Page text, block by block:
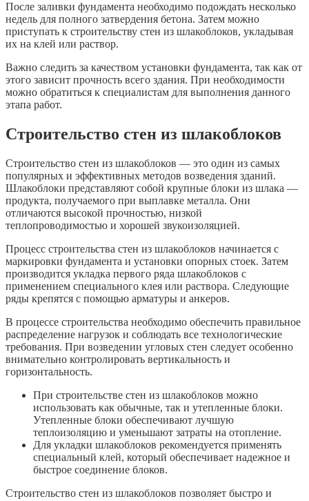
После заливки фундамента необходимо подождать несколько
недель для полного затвердения бетона. Затем можно
приступать к строительству стен из шлакоблоков, укладывая
их на клей или раствор.
Важно следить за качеством установки фундамента, так как от
этого зависит прочность всего здания. При необходимости
можно обратиться к специалистам для выполнения данного
этапа работ.
Строительство стен из шлакоблоков
Строительство стен из шлакоблоков — это один из самых
популярных и эффективных методов возведения зданий.
Шлакоблоки представляют собой крупные блоки из шлака —
продукта, получаемого при выплавке металла. Они
отличаются высокой прочностью, низкой
теплопроводимостью и хорошей звукоизоляцией.
Процесс строительства стен из шлакоблоков начинается с
маркировки фундамента и установки опорных стоек. Затем
производится укладка первого ряда шлакоблоков с
применением специального клея или раствора. Следующие
ряды крепятся с помощью арматуры и анкеров.
В процессе строительства необходимо обеспечить правильное
распределение нагрузок и соблюдать все технологические
требования. При возведении угловых стен следует особенно
внимательно контролировать вертикальность и
горизонтальность.
При строительстве стен из шлакоблоков можно
использовать как обычные, так и утепленные блоки.
Утепленные блоки обеспечивают лучшую
теплоизоляцию и уменьшают затраты на отопление.
Для укладки шлакоблоков рекомендуется применять
специальный клей, который обеспечивает надежное и
быстрое соединение блоков.
Строительство стен из шлакоблоков позволяет быстро и